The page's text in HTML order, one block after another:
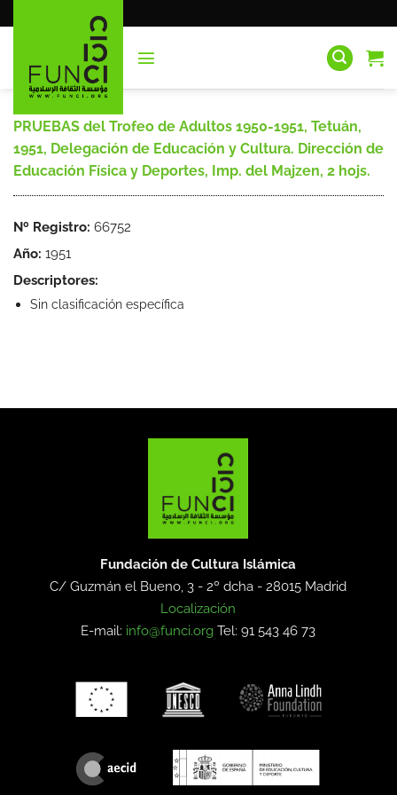
al
PRUEBAS del Trofeo de Adultos 1950-1951, Tetuán,
1951, Delegación de Educación y Cultura. Dirección de
Educación Física y Deportes, Imp. del Majzen, 2 hojs.
Nº Registro: 66752
Año: 1951
Descriptores:
Sin clasificación específica
Fundación de Cultura Islámica
C/ Guzmán el Bueno, 3 - 2º dcha -28015 Madrid
Localización
E-mail: info@funci.org Tel: 91 543 46 73